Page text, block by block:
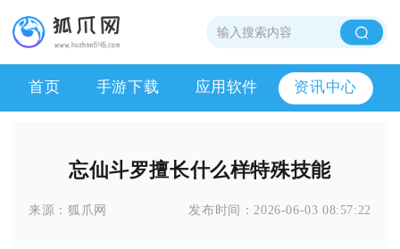
首页 手游下载 应用软件 资讯中心
忘仙斗罗擅长什么样特殊技能
来源：狐爪网 发布时间：2026-06-03 08:57:22